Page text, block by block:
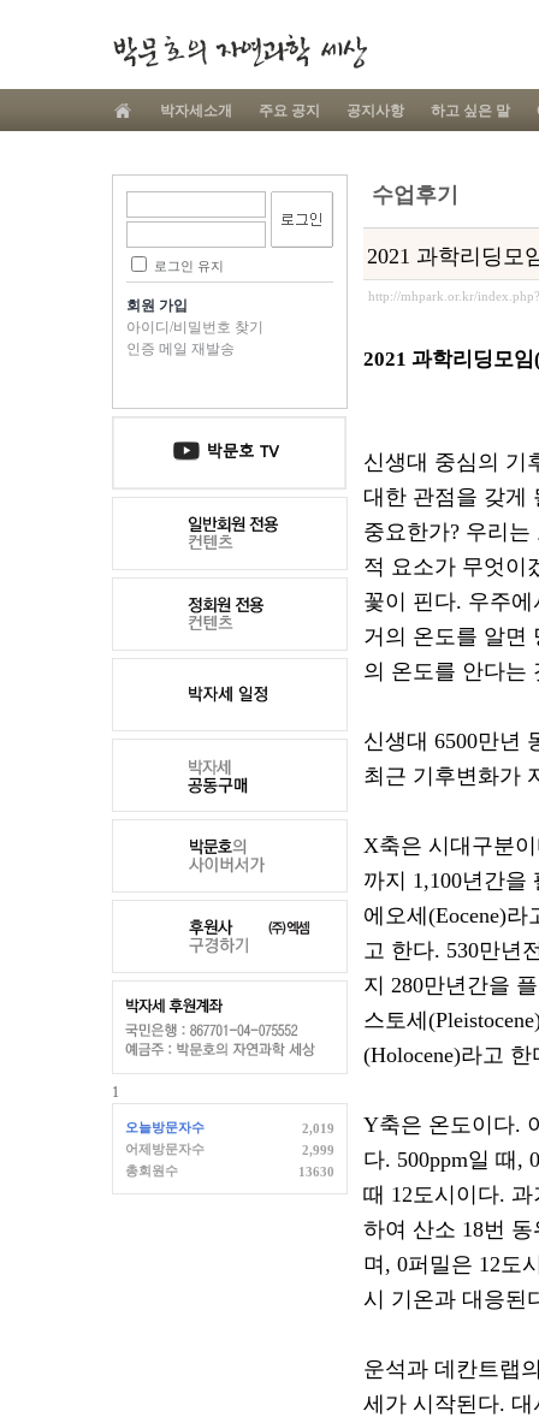
박자세소개 주요 공지 공지사항 하고 싶은 말
로그인 유지
회원 가입
아이디/비밀번호 찾기
인증 메일 재발송
1
오늘방문자수
2,019
어제방문자수
2,999
총회원수
13630
수업후기
2021 과학리딩모
http://mhpark.or.kr/
2021 과학리딩모
신생대 중심의 기
대한 관점을 갖게
중요한가? 우리는
적 요소가 무엇이
꽃이 핀다. 우주
거의 온도를 알면
의 온도를 안다는
신생대 6500만년
최근 기후변화가
X축은 시대구분
까지 1,100년간을
에오세 (Eocene)라
고 한다. 530만년
지 280만년간을
스토세
(Holocene)라고 한
Y축은 온도이다.
다. 500ppm일 때 , 0
때 12도시이다. 과
하여 산소 18번
며 , 0퍼밀은 12도
시 기온과 대응된
운석과 데칸트랩
세가 시작된다. 대